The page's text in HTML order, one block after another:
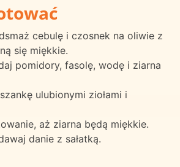
cebulę i czosnek na oliwie z
się miękkie.
pomidory, fasolę, wodę i ziarna
ulubionymi ziołami i
aż ziarna będą miękkie.
danie z sałatką.